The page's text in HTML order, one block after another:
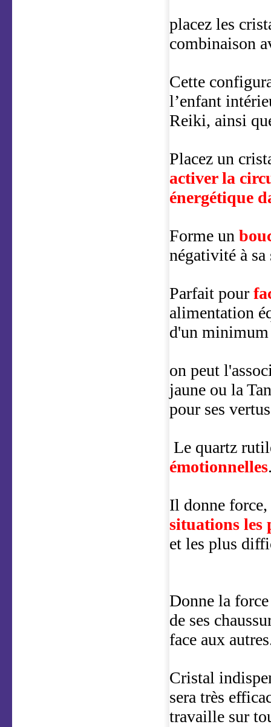
placez les
combinaison
Cette
l’enfant
Reiki, ainsi
Placez un
activer la
énergétique
Forme un
négativité à sa
Parfait pour
alimentation
d'un minimum
on peut
jaune ou la
pour ses
Le quartz
émotionnelles
Il donne
situations les
et les plus
Donne la
de ses
face aux
Cristal
sera très
travaille sur